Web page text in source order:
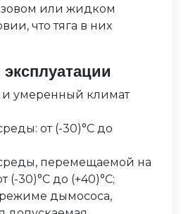
или жидком
что тяга в них
умеренный климат
от (-30)°С до
перемещаемой на
(-30)°С до (+40)°С;
дымососа,